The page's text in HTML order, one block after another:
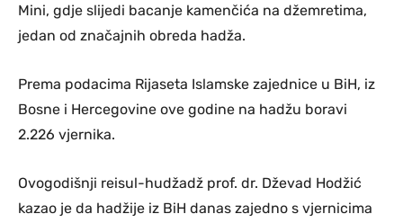
Mini, gdje slijedi bacanje kamenčića na džemretima,
jedan od značajnih obreda hadža.
Prema podacima Rijaseta Islamske zajednice u BiH, iz
Bosne i Hercegovine ove godine na hadžu boravi
2.226 vjernika.
Ovogodišnji reisul-hudžadž prof. dr. Dževad Hodžić
kazao je da hadžije iz BiH danas zajedno s vjernicima